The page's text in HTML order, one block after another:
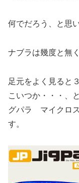
何でだろう、と思
ナブラは幾度と無
足元をよく見ると
こいつか・・・、
グパラ マイクロ
す。